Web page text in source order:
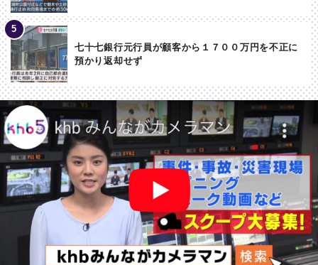
七十七銀行元行員が顧客から１７００万円を不正に
預かり返却せず